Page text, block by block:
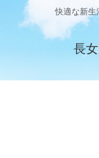
快適な新生
長